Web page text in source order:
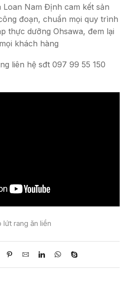
Loan Nam Định cam kết sản
đoạn, chuẩn mọi quy trình
thực dưỡng Ohsawa, đem lại
khách hàng
liên hệ sđt 097 99 55 150
lứt rang ăn liền